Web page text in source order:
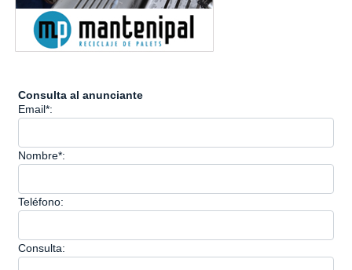
Consulta al anunciante
Email*:
Nombre*:
Teléfono:
Consulta: